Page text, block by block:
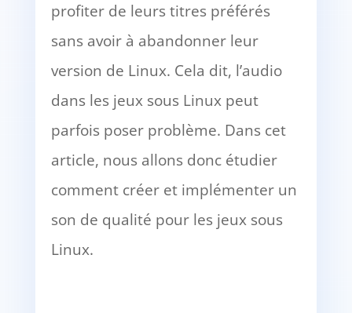
profiter de leurs titres préférés
sans avoir à abandonner leur
version de Linux. Cela dit, l’audio
dans les jeux sous Linux peut
parfois poser problème. Dans cet
article, nous allons donc étudier
comment créer et implémenter un
son de qualité pour les jeux sous
Linux.